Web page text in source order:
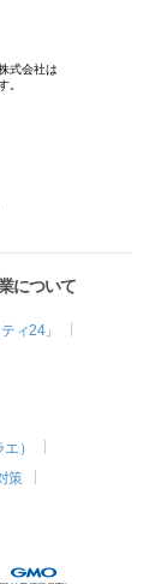
式会社は
。
について
ィ24」
）
策